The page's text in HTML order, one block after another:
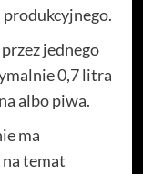
jednego
0,7 litra
albo piwa.
ma
temat